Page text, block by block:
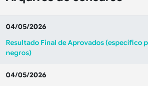
04/05/2026
Resultado Final de Aprovados (específico
negros)
04/05/2026